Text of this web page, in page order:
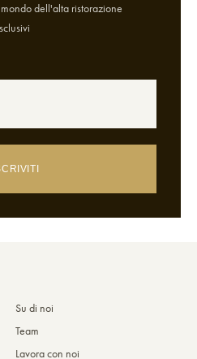
dell'alta ristorazione
Su di noi
Team
Lavora con noi